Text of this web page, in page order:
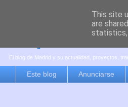
es por
El blog de Madrid y su actualidad, proyectos,
Este blog Anunciarse
This site
are
statistics,